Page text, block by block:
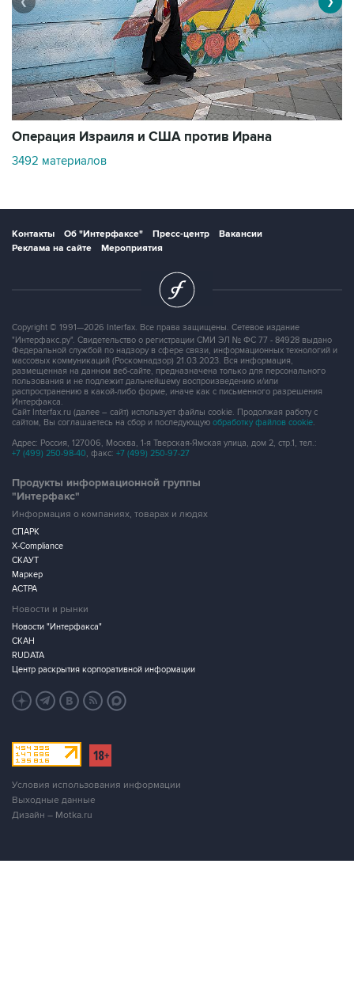
Операция Израиля и США против Ирана
Copyright © 1991—2026 Interfax. Все права защищены. Сетевое издание
"Интерфакс.ру". Свидетельство о регистрации СМИ ЭЛ № ФС 77 - 84928 выдано
массовых коммуникаций (Роскомнадзор) 21.03.2023. Вся информация,
размещенная на данном веб-сайте, предназначена только для персонального
пользования и не подлежит дальнейшему воспроизведению и/или
распространению в какой-либо форме, иначе как с письменного разрешения
Интерфакса.
Сайт Interfax.ru (далее – сайт) использует файлы cookie. Продолжая работу с
сайтом, Вы соглашаетесь на сбор и последующую обработку файлов cookie.
Адрес: Россия, 127006, Москва, 1-я Тверская-Ямская улица, дом 2, стр.1, тел.:
+7 (499) 250-98-40, факс: +7 (499) 250-97-27
Продукты информационной группы
Информация о компаниях, товарах и людях
СПАРК
X-Compliance
СКАУТ
Маркер
АСТРА
Новости и рынки
Новости "Интерфакса"
СКАН
RUDATA
Центр раскрытия корпоративной информации
Условия использования информации
Выходные данные
Дизайн – Motka.ru